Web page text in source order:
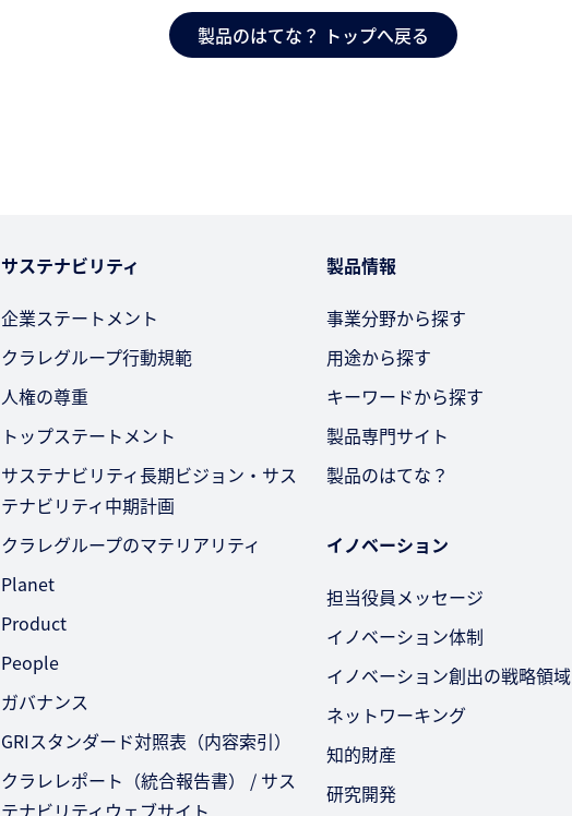
製品のはてな？ トップへ戻る
サステナビリティ
企業ステートメント
クラレグループ行動規範
人権の尊重
トップステートメント
サステナビリティ長期ビジョン・サス
テナビリティ中期計画
クラレグループのマテリアリティ
Planet
Product
People
ガバナンス
GRIスタンダード対照表（内容索引）
クラレレポート（統合報告書） / サス
テナビリティウェブサイト
製品情報
事業分野から探す
用途から探す
キーワードから探す
製品専門サイト
製品のはてな？
イノベーション
担当役員メッセージ
イノベーション体制
イノベーション創出の戦略領域
ネットワーキング
知的財産
研究開発